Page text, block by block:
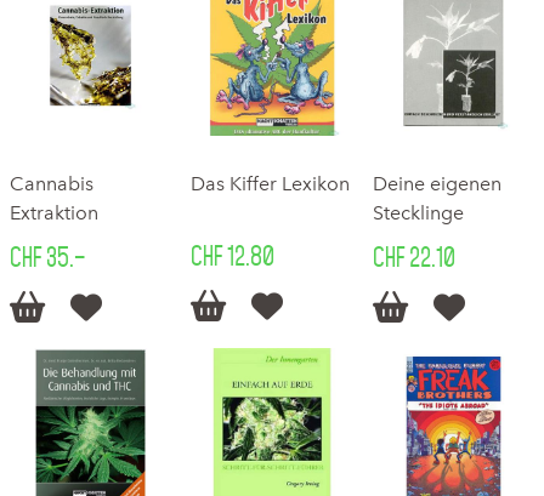
Cannabis
Extraktion
CHF 35.–
 
Das Kiffer Lexikon
CHF 12.80
 
Deine eigenen
Stecklinge
CHF 22.10
 